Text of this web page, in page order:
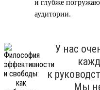
и глубже
аудитории.
У нас
к
Мы